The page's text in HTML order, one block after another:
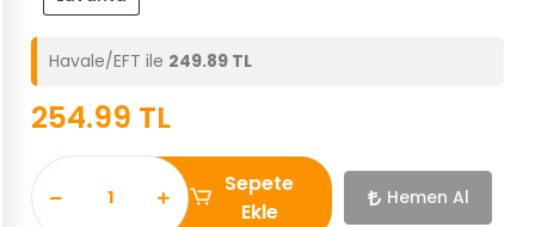
Havale/EFT ile 249.89 TL
254.99 TL
Sepete
Ekle
Hemen Al